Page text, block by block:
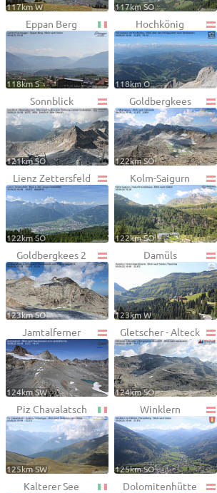
117km W 117km SO
Eppan Berg
118km S
Hochkönig
118km O
Sonnblick
121km SO
Goldbergkees
122km SO
Lienz Zettersfeld
122km SO
Kolm-Saigurn
122km SO
Goldbergkees 2
123km SO
Damüls
123km W
Jamtalferner
124km SW
Gletscher - Alteck
124km SO
Piz Chavalatsch
125km SW
Winklern
125km SO
Kalterer See Dolomitenhütte